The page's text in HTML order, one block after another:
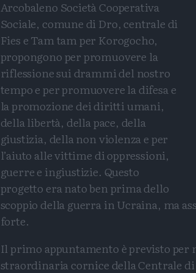
Arcobaleno Società Cooperativa
Sociale, comune di Dro, centrale di
Fies e Tam tam per Korogocho,
propongono per promuovere la
riflessione sui drammi del nostro
tempo e per promuovere la difesa e
la promozione dei diritti umani,
della libertà, della pace, della
giustizia, della non violenza e per
l’aiuto alle vittime di oppressioni,
guerre e ingiustizie. Questo
progetto era nato ben prima dello
scoppio della guerra in Ucraina, ma
forte.
Il primo appuntamento è previsto per
straordinaria cornice della Centrale di